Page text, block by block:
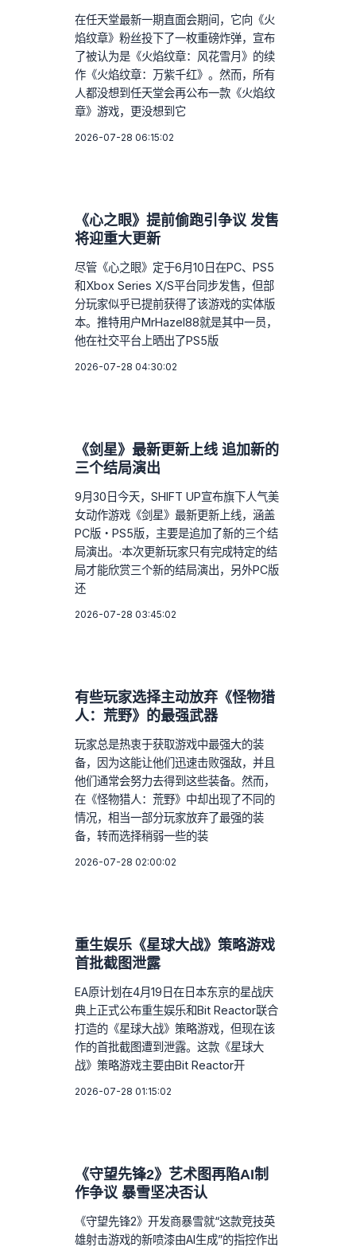
在任天堂最新一期直面会期间，它向《火
焰纹章》粉丝投下了一枚重磅炸弹，宣布
了被认为是《火焰纹章：风花雪月》的续
作《火焰纹章：万紫千红》。然而，所有
人都没想到任天堂会再公布一款《火焰纹
章》游戏，更没想到它
2026-07-28 06:15:02
《心之眼》提前偷跑引争议 发售
将迎重大更新
尽管《心之眼》定于6月10日在PC、PS5
和Xbox Series X/S平台同步发售，但部
分玩家似乎已提前获得了该游戏的实体版
本。推特用户MrHazel88就是其中一员，
他在社交平台上晒出了PS5版
2026-07-28 04:30:02
《剑星》最新更新上线 追加新的
三个结局演出
9月30日今天，SHIFT UP宣布旗下人气美
女动作游戏《剑星》最新更新上线，涵盖
PC版・PS5版，主要是追加了新的三个结
局演出。·本次更新玩家只有完成特定的结
局才能欣赏三个新的结局演出，另外PC版
还
2026-07-28 03:45:02
有些玩家选择主动放弃《怪物猎
人：荒野》的最强武器
玩家总是热衷于获取游戏中最强大的装
备，因为这能让他们迅速击败强敌，并且
他们通常会努力去得到这些装备。然而，
在《怪物猎人：荒野》中却出现了不同的
情况，相当一部分玩家放弃了最强的装
备，转而选择稍弱一些的装
2026-07-28 02:00:02
重生娱乐《星球大战》策略游戏
首批截图泄露
EA原计划在4月19日在日本东京的星战庆
典上正式公布重生娱乐和Bit Reactor联合
打造的《星球大战》策略游戏，但现在该
作的首批截图遭到泄露。这款《星球大
战》策略游戏主要由Bit Reactor开
2026-07-28 01:15:02
《守望先锋2》艺术图再陷AI制
作争议 暴雪坚决否认
《守望先锋2》开发商暴雪就“这款竞技英
雄射击游戏的新喷漆由AI生成”的指控作出